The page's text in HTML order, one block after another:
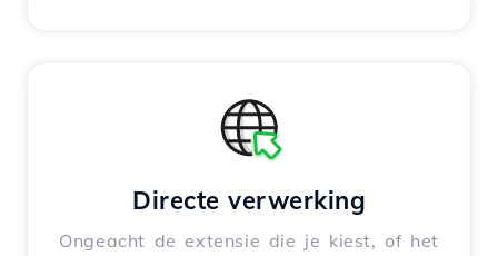
Directe verwerking
Ongeacht de extensie die je kiest, of het